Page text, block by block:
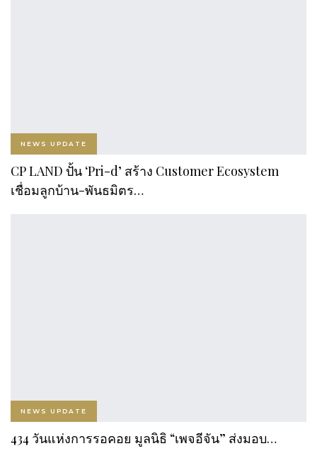
NEWS UPDATE
CP LAND ปั้น ‘Pri-d’ สร้าง Customer Ecosystem
เชื่อมลูกบ้าน-พันธมิตร…
NEWS UPDATE
434 วันแห่งการรอคอย มูลนิธิ “เพจอีจัน” ส่งมอบ…